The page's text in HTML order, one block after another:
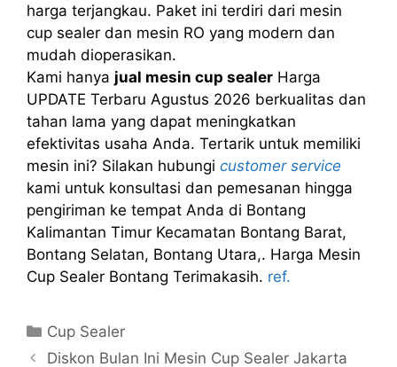
harga terjangkau. Paket ini terdiri dari mesin
cup sealer dan mesin RO yang modern dan
mudah dioperasikan.
Kami hanya jual mesin cup sealer Harga
UPDATE Terbaru Agustus 2026 berkualitas dan
tahan lama yang dapat meningkatkan
efektivitas usaha Anda. Tertarik untuk memiliki
mesin ini? Silakan hubungi customer service
kami untuk konsultasi dan pemesanan hingga
pengiriman ke tempat Anda di Bontang
Kalimantan Timur Kecamatan Bontang Barat,
Bontang Selatan, Bontang Utara,. Harga Mesin
Cup Sealer Bontang Terimakasih. ref.
Kategori
Cup Sealer
Diskon Bulan Ini Mesin Cup Sealer Jakarta